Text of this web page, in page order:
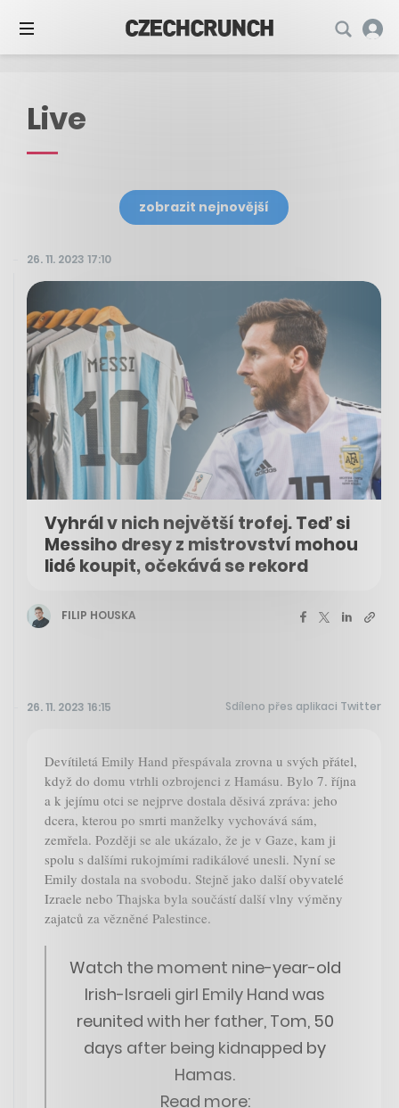
Live
zobrazit nejnovější
26. 11. 2023 17:10
Vyhrál v nich největší trofej. Teď si
Messiho dresy z mistrovství mohou
lidé koupit, očekává se rekord
FILIP HOUSKA
26. 11. 2023 16:15 Sdíleno přes aplikaci Twitter
Devítiletá Emily Hand přespávala zrovna u svých přátel,
když do domu vtrhli ozbrojenci z Hamásu. Bylo 7. října
a k jejímu otci se nejprve dostala děsivá zpráva: jeho
dcera, kterou po smrti manželky vychovává sám,
zemřela. Později se ale ukázalo, že je v Gaze, kam ji
spolu s dalšími rukojmími radikálové unesli. Nyní se
Emily dostala na svobodu. Stejně jako další obyvatelé
Izraele nebo Thajska byla součástí další vlny výměny
zajatců za vězněné Palestince.
Watch the moment nine-year-old
Irish-Israeli girl Emily Hand was
reunited with her father, Tom, 50
days after being kidnapped by
Hamas.
Read more: